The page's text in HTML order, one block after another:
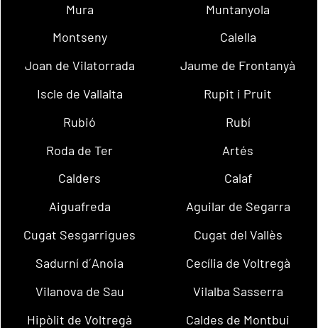
Mura
Muntanyola
Montseny
Calella
Joan de Vilatorrada
Jaume de Frontanyà
Iscle de Vallalta
Rupit i Pruit
Rubió
Rubí
Roda de Ter
Artés
Calders
Calaf
Aiguafreda
Aguilar de Segarra
Cugat Sesgarrigues
Cugat del Vallès
Sadurní d´Anoia
Cecília de Voltregà
Vilanova de Sau
Vilalba Sasserra
Hipòlit de Voltregà
Caldes de Montbui